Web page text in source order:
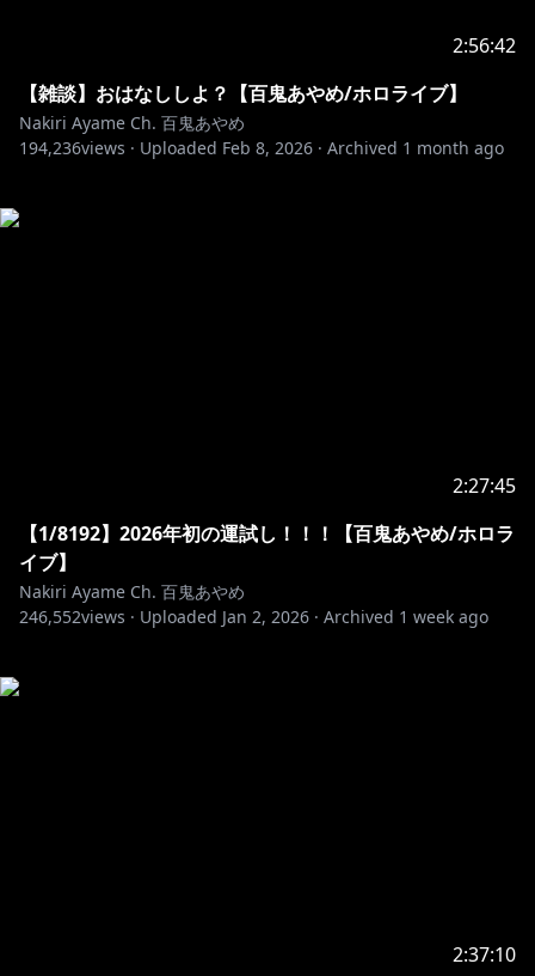
2:56:42
【雑談】おはなししよ？【百鬼あやめ/ホロライブ】
Nakiri Ayame Ch. 百鬼あやめ
194,236views · Uploaded Feb 8, 2026 · Archived 1 month ago
2:27:45
【1/8192】2026年初の運試し！！！【百鬼あやめ/ホロラ
イブ】
Nakiri Ayame Ch. 百鬼あやめ
246,552views · Uploaded Jan 2, 2026 · Archived 1 week ago
2:37:10